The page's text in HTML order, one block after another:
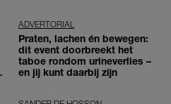
ADVERTORIAL
Praten, lachen én bewegen:
dit event doorbreekt het
taboe rondom urineverlies –
en jij kunt daarbij zijn